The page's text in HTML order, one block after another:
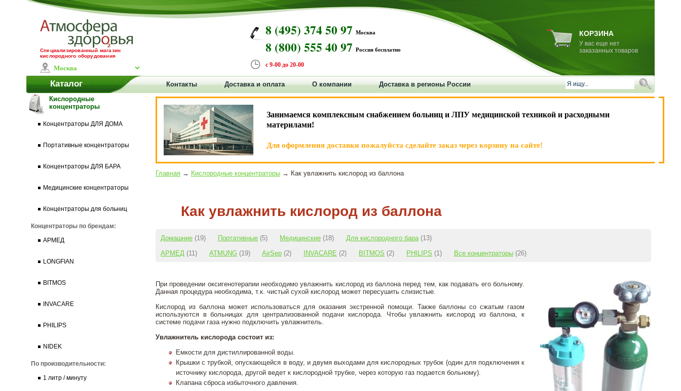
Специализированный магазин
кислородного оборудования
8 (495) 374 50 97 Москва
8 (800) 555 40 97 Россия бесплатно
с 9-00 до 20-00
КОРЗИНА
У вас еще нет
заказанных товаров
Каталог Контакты Доставка и оплата О компании
Доставка в регионы России
Кислородные
концентраторы
Концентраторы ДЛЯ ДОМА
Портативные концентраторы
Концентраторы ДЛЯ БАРА
Медицинские концентраторы
Концентраторы для больниц
Концентраторы по брендам:
АРМЕД
LONGFIAN
BITMOS
INVACARE
PHILIPS
NIDEK
По производительности:
1 литр / минуту
Занимаемся комплексным снабжением больниц и ЛПУ медицинской техникой и расходными
материлами!
Для оформления доставки пожалуйста сделайте заказ через корзину на сайте!
Главная → Кислородные концентраторы → Как увлажнить кислород из баллона
Как увлажнить кислород из баллона
Домашние (19) Портативные (5) Медицинские (18) Для кислородного бара (13)
АРМЕД (11) ATMUNG (19) AirSep (2) INVACARE (2) BITMOS (2) PHILIPS (1) Все концентраторы (26)
При проведении оксигенотерапии необходимо увлажнить кислород из баллона перед тем, как подавать его больному.
Данная процедура необходима, т.к. чистый сухой кислород может пересушить слизистые.
Кислород из баллона может использоваться для оказания экстренной помощи. Также баллоны со сжатым газом
используются в больницах для централизованной подачи кислорода. Чтобы увлажнить кислород из баллона, к
системе подачи газа нужно подключить увлажнитель.
Увлажнитель кислорода состоит из:
Емкости для дистиллированной воды.
Крышки с трубкой, опускающейся в воду, и двумя выходами для кислородных трубок (один для подключения к
источнику кислорода, другой ведет к кислородной трубке, через которую газ подается больному).
Клапана сброса избыточного давления.